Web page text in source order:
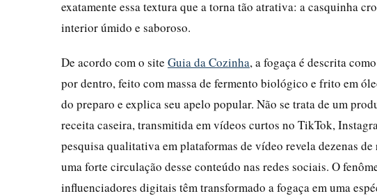
exatamente essa textura que a torna tão atrativa: a casquinha
interior úmido e saboroso.
De acordo com o site Guia da Cozinha, a fogaça é descrita
por dentro, feito com massa de fermento biológico e frito em
do preparo e explica seu apelo popular. Não se trata de um
receita caseira, transmitida em vídeos curtos no TikTok,
pesquisa qualitativa em plataformas de vídeo revela dezenas
uma forte circulação desse conteúdo nas redes sociais. O
influenciadores digitais têm transformado a fogaça em uma